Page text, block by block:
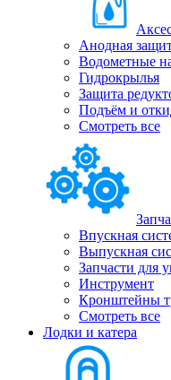
Анодная
Водометные
Гидрокрылья
Защита
Подъём и
Смотреть все
Впускная
Выпускная
Запчасти для
Инструмент
Кронштейны
Смотреть все
Лодки и катера